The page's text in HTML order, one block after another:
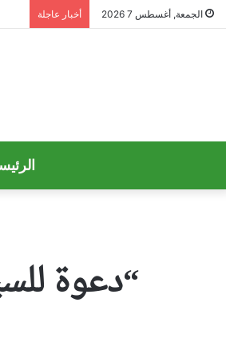
الجمعة, أغسطس 7 2026 أخبار عاجلة
“دعوة